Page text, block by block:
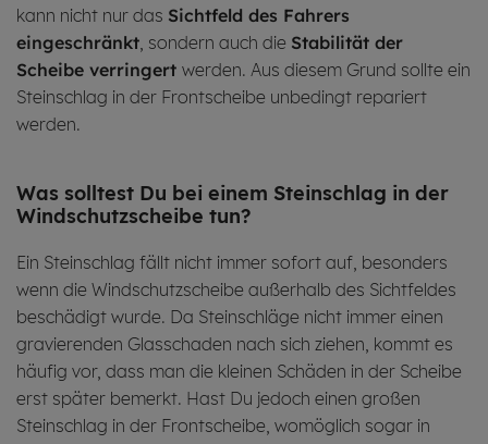
kann nicht nur das Sichtfeld des Fahrers
eingeschränkt , sondern auch die Stabilität der
Scheibe verringert werden. Aus diesem Grund sollte ein
Steinschlag in der Frontscheibe unbedingt repariert
werden.
Was soll­test Du bei einem Stein­schlag in der
Wind­schutz­scheibe tun?
Ein Steinschlag fällt nicht immer sofort auf, besonders
wenn die Windschutzscheibe außerhalb des Sichtfeldes
beschädigt wurde. Da Steinschläge nicht immer einen
gravierenden Glasschaden nach sich ziehen, kommt es
häufig vor, dass man die kleinen Schäden in der Scheibe
erst später bemerkt. Hast Du jedoch einen großen
Steinschlag in der Frontscheibe, womöglich sogar in